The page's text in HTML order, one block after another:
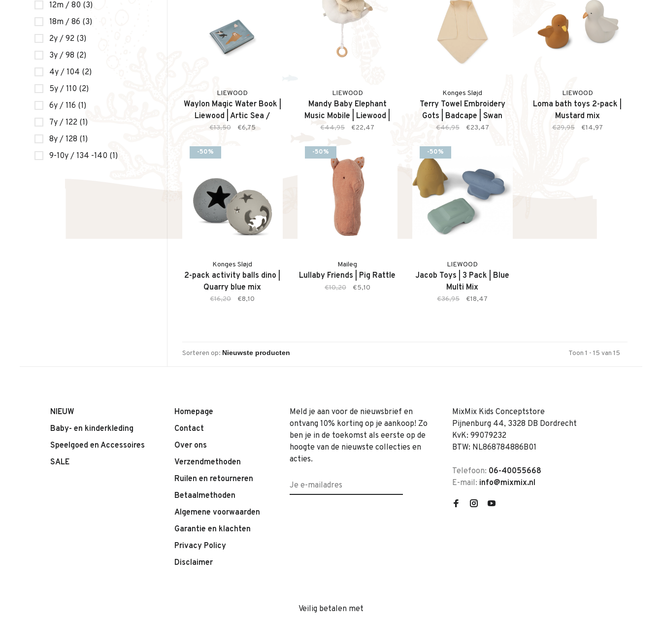
12m / 80 (3)
18m / 86 (3)
2y / 92 (3)
3y / 98 (2)
4y / 104 (2)
5y / 110 (2)
6y / 116 (1)
7y / 122 (1)
8y / 128 (1)
9-10y / 134 -140 (1)
LIEWOOD
Waylon Magic Water Book |
Liewood | Artic Sea /
Ocean Vieuw
€13,50 €6,75
LIEWOOD
Mandy Baby Elephant
Music Mobile | Liewood |
Sandy
€44,95 €22,47
Konges Sløjd
Terry Towel Embroidery
Gots | Badcape | Swan
€46,95 €23,47
LIEWOOD
Loma bath toys 2-pack |
Mustard mix
€29,95 €14,97
-50%
Konges Sløjd
2-pack activity balls dino |
Quarry blue mix
€16,20 €8,10
-50%
Maileg
Lullaby Friends | Pig Rattle
€10,20 €5,10
-50%
LIEWOOD
Jacob Toys | 3 Pack | Blue
Multi Mix
€36,95 €18,47
Sorteren op: Toon 1 - 15 van 15
NIEUW
Baby- en kinderkleding
Speelgoed en Accessoires
SALE
Homepage
Contact
Over ons
Verzendmethoden
Ruilen en retourneren
Betaalmethoden
Algemene voorwaarden
Garantie en klachten
Privacy Policy
Disclaimer
Meld je aan voor de nieuwsbrief en
ontvang 10% korting op je aankoop! Zo
ben je in de toekomst als eerste op de
hoogte van de nieuwste collecties en
acties.
MixMix Kids Conceptstore
Pijnenburg 44, 3328 DB Dordrecht
KvK: 99079232
BTW: NL868784886B01
Telefoon: 06-40055668
E-mail: info@mixmix.nl
Veilig betalen met